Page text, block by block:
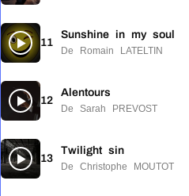
11
Sunshine in my soul
De Romain LATELTIN
12
Alentours
De Sarah PREVOST
13
Twilight sin
De Christophe MOUTOT